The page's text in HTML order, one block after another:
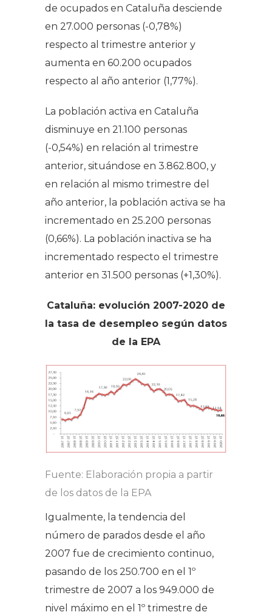
de ocupados en Cataluña desciende
en 27.000 personas (-0,78%)
respecto al trimestre anterior y
aumenta en 60.200 ocupados
respecto al año anterior (1,77%).
La población activa en Cataluña
disminuye en 21.100 personas
(-0,54%) en relación al trimestre
anterior, situándose en 3.862.800, y
en relación al mismo trimestre del
año anterior, la población activa se ha
incrementado en 25.200 personas
(0,66%). La población inactiva se ha
incrementado respecto el trimestre
anterior en 31.500 personas (+1,30%).
Cataluña: evolución 2007-2020 de
la tasa de desempleo según datos
de la EPA
Fuente: Elaboración propia a partir
de los datos de la EPA
Igualmente, la tendencia del
número de parados desde el año
2007 fue de crecimiento continuo,
pasando de los 250.700 en el 1º
trimestre de 2007 a los 949.000 de
nivel máximo en el 1º trimestre de